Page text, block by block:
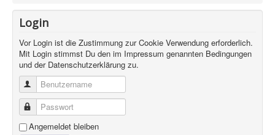
Login
Vor Login ist die Zustimmung zur Cookie Verwendung erforderlich.
Mit Login stimmst Du den im Impressum genannten Bedingungen
und der Datenschutzerklärung zu.
Benutzername
Passwort
Angemeldet bleiben